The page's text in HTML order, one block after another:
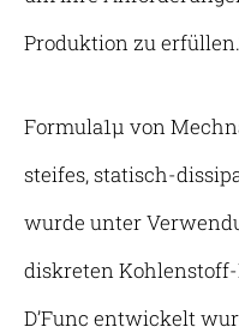
Produktion zu
Formula1µ von
steifes, statisch-
wurde unter
diskreten
D’Func entwickelt